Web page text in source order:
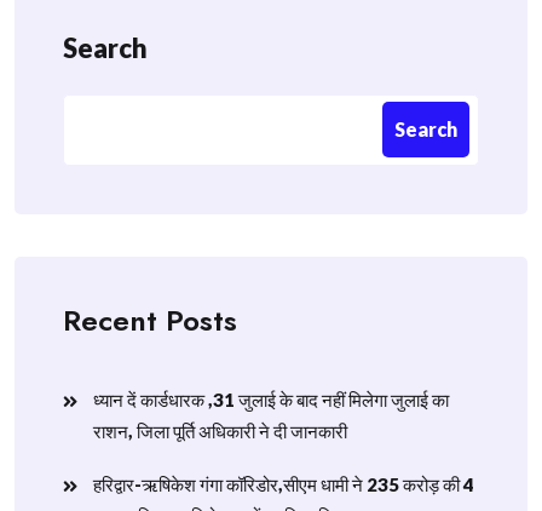
Search
Search
Recent Posts
ध्यान दें कार्डधारक ,31 जुलाई के बाद नहीं मिलेगा जुलाई का
राशन, जिला पूर्ति अधिकारी ने दी जानकारी
हरिद्वार-ऋषिकेश गंगा कॉरिडोर,सीएम धामी ने 235 करोड़ की 4